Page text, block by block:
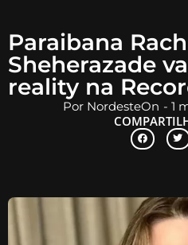
Paraibana
Sheherazade
reality na
Por NordesteOn - 1